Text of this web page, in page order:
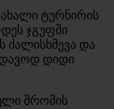
ტურნირის
ჯგუფში
ძალისხმევა და
დიდი
შრომის